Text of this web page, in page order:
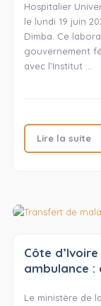
Hospitalier
le lundi 19 juin
Dimba. Ce
gouvernement
avec l’Institut …
Lire la suite
Côte
ambulance :
Le ministère de